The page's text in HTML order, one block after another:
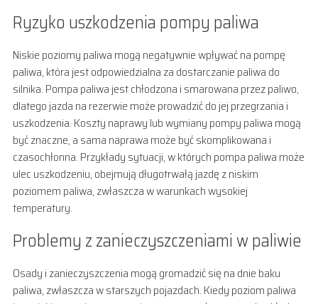
Ryzyko uszkodzenia pompy paliwa
Niskie poziomy paliwa mogą negatywnie wpływać na pompę
paliwa, która jest odpowiedzialna za dostarczanie paliwa do
silnika. Pompa paliwa jest chłodzona i smarowana przez paliwo,
dlatego jazda na rezerwie może prowadzić do jej przegrzania i
uszkodzenia. Koszty naprawy lub wymiany pompy paliwa mogą
być znaczne, a sama naprawa może być skomplikowana i
czasochłonna. Przykłady sytuacji, w których pompa paliwa może
ulec uszkodzeniu, obejmują długotrwałą jazdę z niskim
poziomem paliwa, zwłaszcza w warunkach wysokiej
temperatury.
Problemy z zanieczyszczeniami w paliwie
Osady i zanieczyszczenia mogą gromadzić się na dnie baku
paliwa, zwłaszcza w starszych pojazdach. Kiedy poziom paliwa